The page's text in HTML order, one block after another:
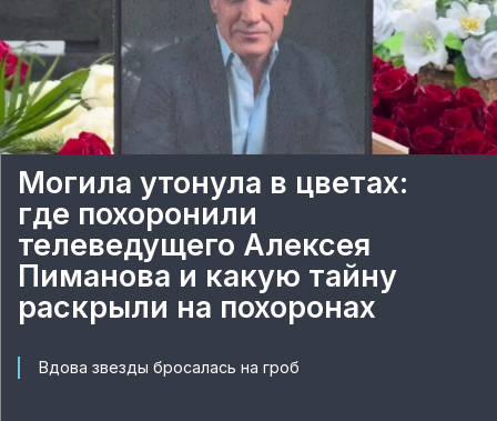
Могила утонула в цветах:
где похоронили
телеведущего Алексея
Пиманова и какую тайну
раскрыли на похоронах
Вдова звезды бросалась на гроб